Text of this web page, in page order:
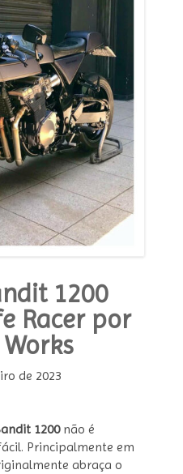
1200
Racer por
Works
de 2023
1200não é
Principalmente em
abraça o